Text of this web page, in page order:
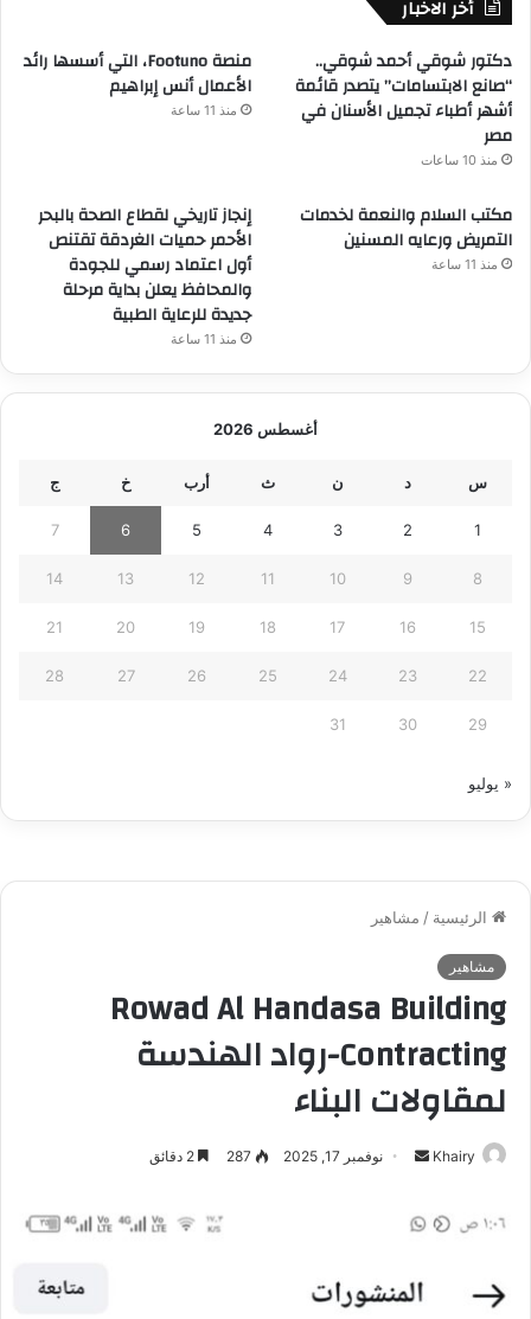
أخر الاخبار
دكتور شوقي أحمد شوقي..
“صانع الابتسامات” يتصدر قائمة
أشهر أطباء تجميل الأسنان في
مصر
منذ 10 ساعات
منصة Footuno، التي أسسها رائد
الأعمال أنس إبراهيم
منذ 11 ساعة
مكتب السلام والنعمة لخدمات
التمريض ورعايه المسنين
منذ 11 ساعة
إنجاز تاريخي لقطاع الصحة بالبحر
الأحمر حميات الغردقة تقتنص
أول اعتماد رسمي للجودة
والمحافظ يعلن بداية مرحلة
جديدة للرعاية الطبية
منذ 11 ساعة
أغسطس 2026
س د ن ث أرب خ ج
1
2
3
4
5
6
7
8
9
10
11
12
13
14
15
16
17
18
19
20
21
22
23
24
25
26
27
28
29
30
31
« يوليو